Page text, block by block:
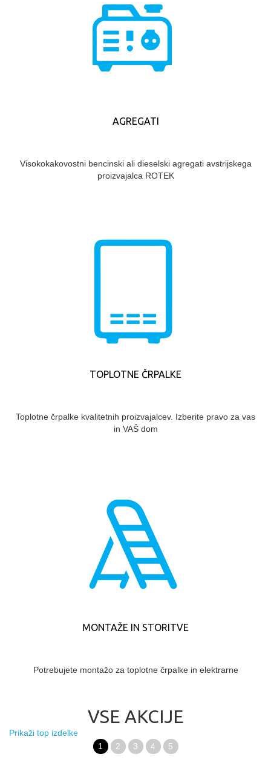
AGREGATI
Visokokakovostni bencinski ali dieselski agregati avstrijskega
proizvajalca ROTEK
TOPLOTNE ČRPALKE
Toplotne črpalke kvalitetnih proizvajalcev. Izberite pravo za vas
in VAŠ dom
MONTAŽE IN STORITVE
Potrebujete montažo za toplotne črpalke in elektrarne
VSE AKCIJE
Prikaži top izdelke
1
2 3 4 5